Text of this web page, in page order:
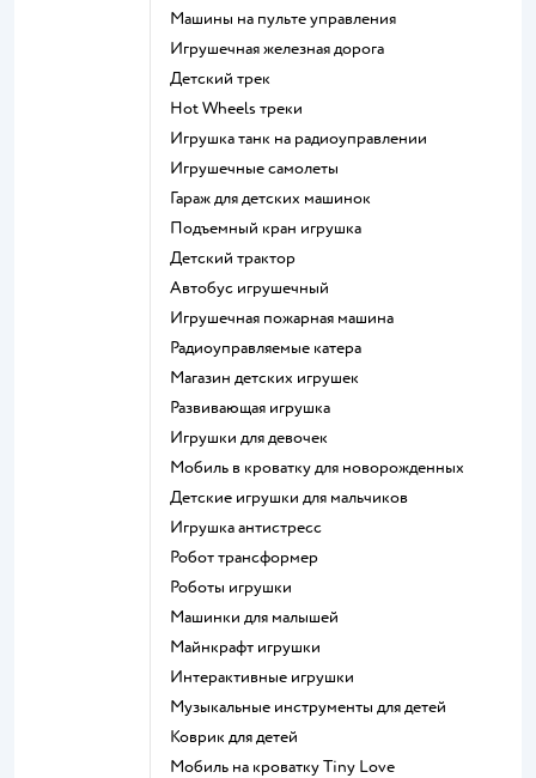
Машины на пульте управления
Игрушечная железная дорога
Детский трек
Hot Wheels треки
Игрушка танк на радиоуправлении
Игрушечные самолеты
Гараж для детских машинок
Подъемный кран игрушка
Детский трактор
Автобус игрушечный
Игрушечная пожарная машина
Радиоуправляемые катера
Магазин детских игрушек
Развивающая игрушка
Игрушки для девочек
Мобиль в кроватку для новорожденных
Детские игрушки для мальчиков
Игрушка антистресс
Робот трансформер
Роботы игрушки
Машинки для малышей
Майнкрафт игрушки
Интерактивные игрушки
Музыкальные инструменты для детей
Коврик для детей
Мобиль на кроватку Tiny Love